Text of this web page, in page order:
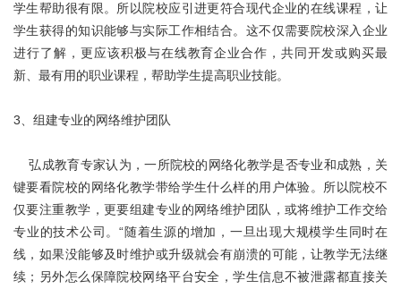
学生帮助很有限。所以院校应引进更符合现代企业的在线课程，让
学生获得的知识能够与实际工作相结合。这不仅需要院校深入企业
进行了解，更应该积极与在线教育企业合作，共同开发或购买最
新、最有用的职业课程，帮助学生提高职业技能。
3、组建专业的网络维护团队
弘成教育专家认为，一所院校的网络化教学是否专业和成熟，关
键要看院校的网络化教学带给学生什么样的用户体验。所以院校不
仅要注重教学，更要组建专业的网络维护团队，或将维护工作交给
专业的技术公司。“随着生源的增加，一旦出现大规模学生同时在
线，如果没能够及时维护或升级就会有崩溃的可能，让教学无法继
续；另外怎么保障院校网络平台安全，学生信息不被泄露都直接关